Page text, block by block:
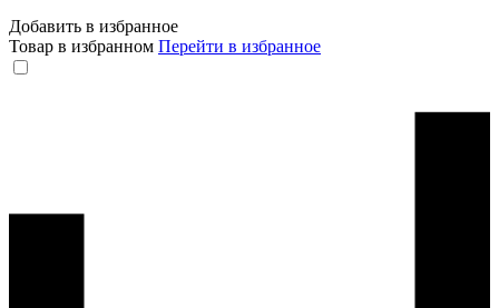
Добавить в избранное
Товар в избранном Перейти в избранное